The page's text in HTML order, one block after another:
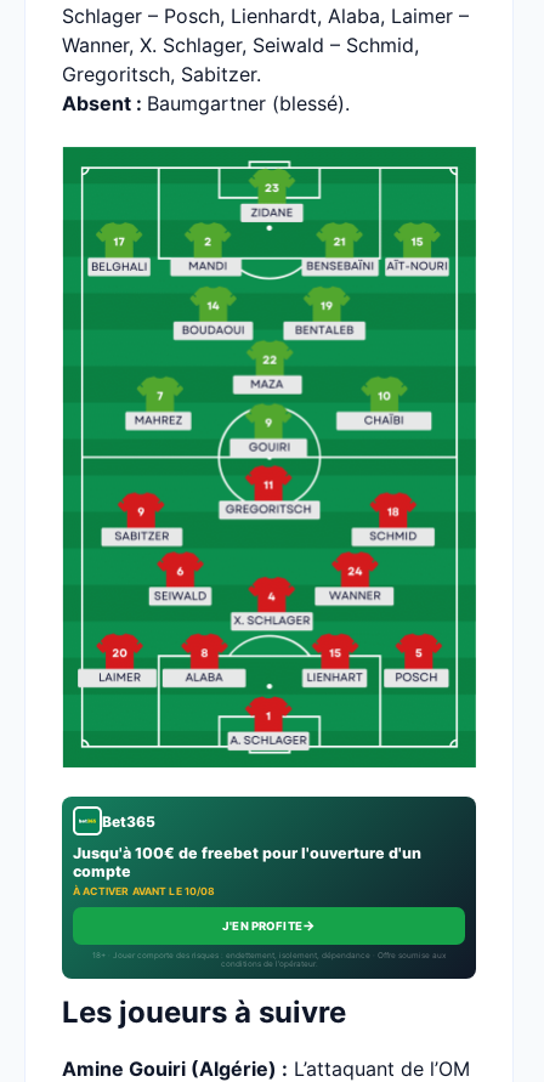
Schlager – Posch, Lienhardt, Alaba, Laimer –
Wanner, X. Schlager, Seiwald – Schmid,
Gregoritsch, Sabitzer.
Absent : Baumgartner (blessé).
Bet365
Jusqu'à 100€ de freebet pour l'ouverture d'un
compte
À ACTIVER AVANT LE 10/08
J'EN PROFITE→
18+ · Jouer comporte des risques : endettement, isolement, dépendance · Offre soumise aux
conditions de l’opérateur.
Les joueurs à suivre
Amine Gouiri (Algérie) : L’attaquant de l’OM